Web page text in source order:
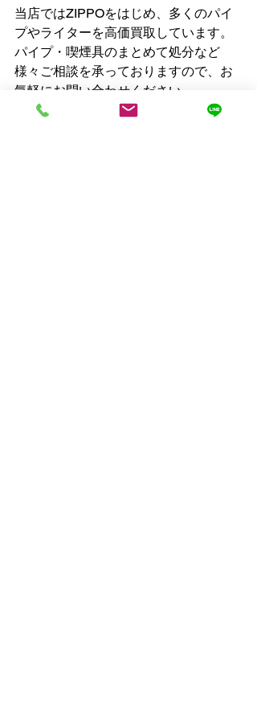
当店ではZIPPOをはじめ、多くのパイ
プやライターを高価買取しています。
パイプ・喫煙具のまとめて処分など
様々ご相談を承っておりますので、お
気軽にお問い合わせください。